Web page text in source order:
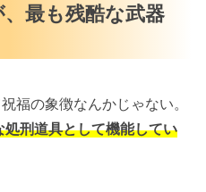
最も残酷な武器
福の象徴なんかじゃない。
刑道具として機能してい